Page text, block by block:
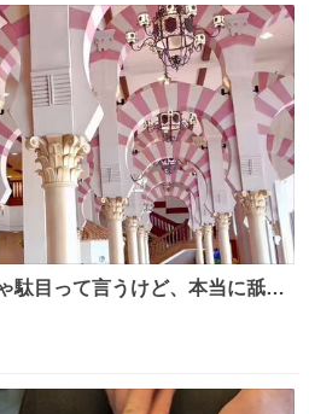
駄目って言うけど、本当に舐め
村ホテル🏛🏨 だってロビーから
🤩 ディズニーホテル泊まってる
になってる